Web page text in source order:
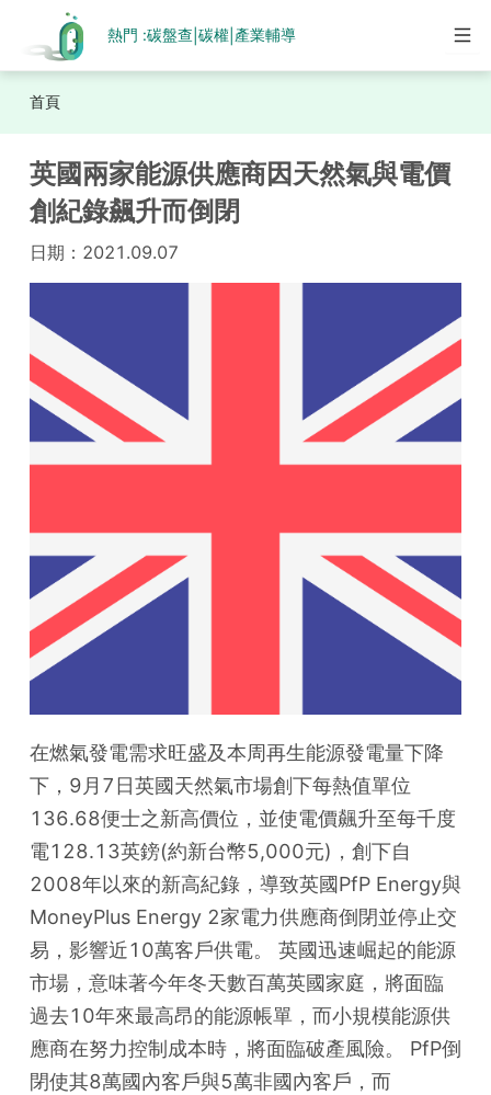
熱門 :碳盤查 碳權| 產業輔導
首頁
英國兩家能源供應商因天然氣與電價
創紀錄飆升而倒閉
日期： 2021.09.07
在燃氣發電需求旺盛及本周再生能源發電量下降
下，9月7日英國天然氣市場創下每熱值單位
136.68便士之新高價位，並使電價飆升至每千度
電128.13英鎊(約新台幣5,000元)，創下自
2008年以來的新高紀錄，導致英國PfP Energy與
MoneyPlus Energy 2家電力供應商倒閉並停止交
易，影響近10萬客戶供電。 英國迅速崛起的能源
市場，意味著今年冬天數百萬英國家庭，將面臨
過去10年來最高昂的能源帳單，而小規模能源供
應商在努力控制成本時，將面臨破產風險。 PfP倒
閉使其8萬國內客戶與5萬非國內客戶，而